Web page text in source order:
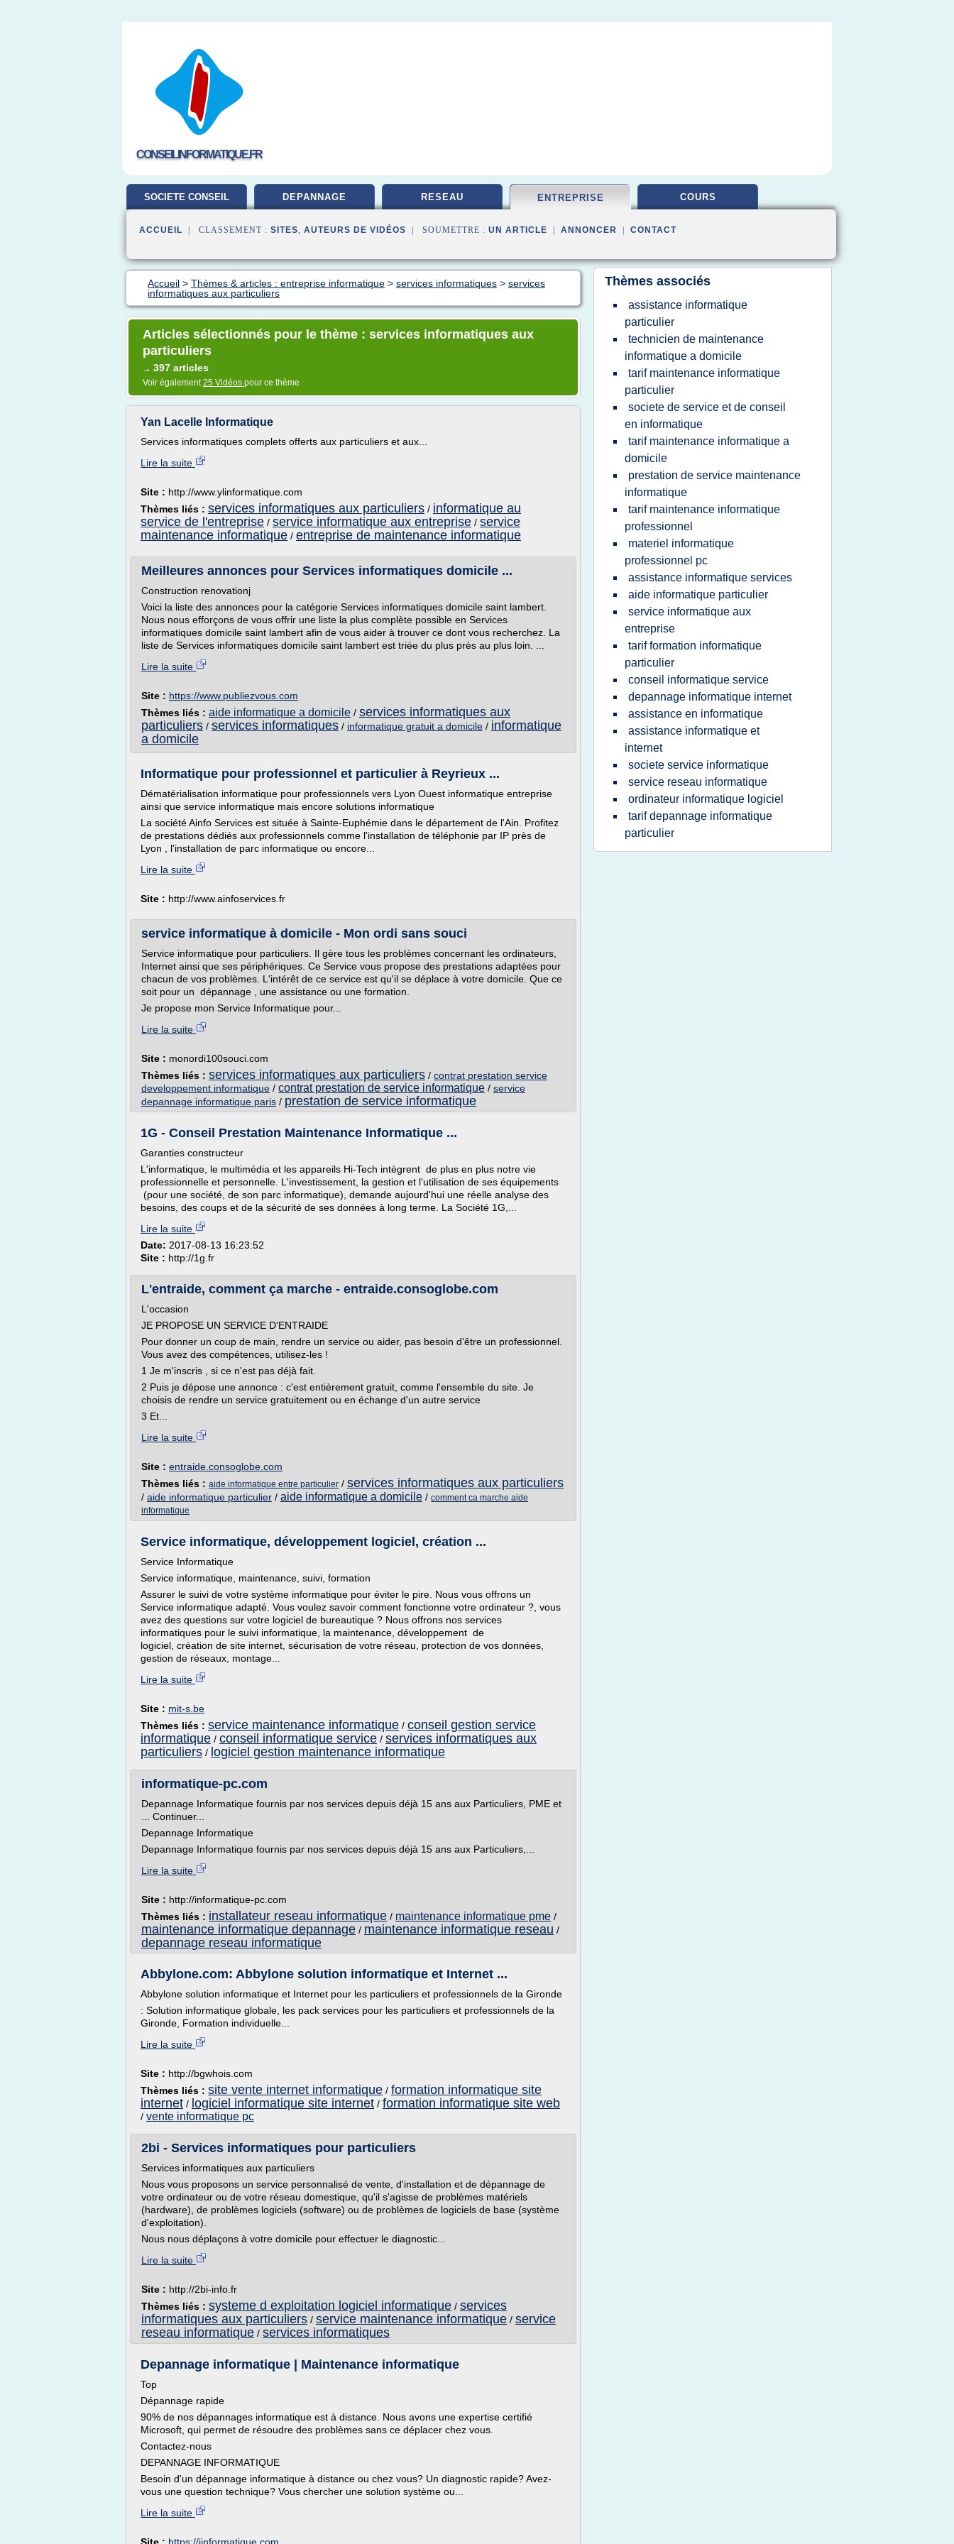
CONSEILINFORMATIQUE.FR
SOCIETE CONSEIL DEPANNAGE RESEAU ENTREPRISE COURS
ACCUEIL | CLASSEMENT : SITES, AUTEURS DE VIDÉOS | SOUMETTRE : UN ARTICLE ANNONCER CONTACT
Accueil > Thèmes & articles : entreprise informatique > services informatiques > services
informatiques aux particuliers
Articles sélectionnés pour le thème : services informatiques aux
particuliers
→ 397 articles
Voir également25 Vidéos pour ce thème
Yan Lacelle Informatique
Services informatiques complets offerts aux particuliers et aux...
Lire la suite
Site : http://www.ylinformatique.com
Thèmes liés : services informatiques aux particuliers / informatique au
service de l'entreprise / service informatique aux entreprise / service
maintenance informatique / entreprise de maintenance informatique
Meilleures annonces pour Services informatiques domicile ...
Construction renovationj
Voici la liste des annonces pour la catégorie Services informatiques domicile saint lambert.
Nous nous efforçons de vous offrir une liste la plus complète possible en Services
informatiques domicile saint lambert afin de vous aider à trouver ce dont vous recherchez. La
liste de Services informatiques domicile saint lambert est triée du plus près au plus loin. ...
Lire la suite
Site : https://www.publiezvous.com
Thèmes liés : aide informatique a domicile / services informatiques aux
particuliers / services informatiques / informatique gratuit a domicile / informatique
a domicile
Informatique pour professionnel et particulier à Reyrieux ...
Dématérialisation informatique pour professionnels vers Lyon Ouest informatique entreprise
ainsi que service informatique mais encore solutions informatique
La société Ainfo Services est située à Sainte-Euphémie dans le département de l'Ain. Profitez
de prestations dédiés aux professionnels comme l'installation de téléphonie par IP près de
Lyon , l'installation de parc informatique ou encore...
Lire la suite
Site : http://www.ainfoservices.fr
service informatique à domicile - Mon ordi sans souci
Service informatique pour particuliers. Il gère tous les problèmes concernant les ordinateurs,
Internet ainsi que ses périphériques. Ce Service vous propose des prestations adaptées pour
chacun de vos problèmes. L'intérêt de ce service est qu'il se déplace à votre domicile. Que ce
soit pour un dépannage , une assistance ou une formation.
Je propose mon Service Informatique pour...
Lire la suite
Site : monordi100souci.com
Thèmes liés : services informatiques aux particuliers / contrat prestation service
developpement informatique / contrat prestation de service informatique / service
depannage informatique paris / prestation de service informatique
1G - Conseil Prestation Maintenance Informatique ...
Garanties constructeur
L'informatique, le multimédia et les appareils Hi-Tech intègrent de plus en plus notre vie
professionnelle et personnelle. L'investissement, la gestion et l'utilisation de ses équipements
(pour une société, de son parc informatique), demande aujourd'hui une réelle analyse des
besoins, des coups et de la sécurité de ses données à long terme. La Société 1G,...
Lire la suite
Date: 2017-08-13 16:23:52
Site : http://1g.fr
L'entraide, comment ça marche - entraide.consoglobe.com
L'occasion
JE PROPOSE UN SERVICE D'ENTRAIDE
Pour donner un coup de main, rendre un service ou aider, pas besoin d'être un professionnel.
Vous avez des compétences, utilisez-les !
1 Je m'inscris , si ce n'est pas déjà fait.
2 Puis je dépose une annonce : c'est entièrement gratuit, comme l'ensemble du site. Je
choisis de rendre un service gratuitement ou en échange d'un autre service
3 Et...
Lire la suite
Site : entraide.consoglobe.com
Thèmes liés : aide informatique entre particulier / services informatiques aux particuliers
/ aide informatique particulier / aide informatique a domicile / comment ca marche aide
informatique
Service informatique, développement logiciel, création ...
Service Informatique
Service informatique, maintenance, suivi, formation
Assurer le suivi de votre système informatique pour éviter le pire. Nous vous offrons un
Service informatique adapté. Vous voulez savoir comment fonctionne votre ordinateur ?, vous
avez des questions sur votre logiciel de bureautique ? Nous offrons nos services
informatiques pour le suivi informatique, la maintenance, développement de
logiciel, création de site internet, sécurisation de votre réseau, protection de vos données,
gestion de réseaux, montage...
Lire la suite
Site : mit-s.be
Thèmes liés : service maintenance informatique / conseil gestion service
informatique / conseil informatique service / services informatiques aux
particuliers / logiciel gestion maintenance informatique
informatique-pc.com
Depannage Informatique fournis par nos services depuis déjà 15 ans aux Particuliers, PME et
... Continuer...
Depannage Informatique
Depannage Informatique fournis par nos services depuis déjà 15 ans aux Particuliers,...
Lire la suite
Site : http://informatique-pc.com
Thèmes liés : installateur reseau informatique / maintenance informatique pme /
maintenance informatique depannage / maintenance informatique reseau /
depannage reseau informatique
Abbylone.com: Abbylone solution informatique et Internet ...
Abbylone solution informatique et Internet pour les particuliers et professionnels de la Gironde
: Solution informatique globale, les pack services pour les particuliers et professionnels de la
Gironde, Formation individuelle...
Lire la suite
Site : http://bgwhois.com
Thèmes liés : site vente internet informatique / formation informatique site
internet / logiciel informatique site internet / formation informatique site web
/ vente informatique pc
2bi - Services informatiques pour particuliers
Services informatiques aux particuliers
Nous vous proposons un service personnalisé de vente, d'installation et de dépannage de
votre ordinateur ou de votre réseau domestique, qu'il s'agisse de problèmes matériels
(hardware), de problèmes logiciels (software) ou de problèmes de logiciels de base (système
d'exploitation).
Nous nous déplaçons à votre domicile pour effectuer le diagnostic...
Lire la suite
Site : http://2bi-info.fr
Thèmes liés : systeme d exploitation logiciel informatique / services
informatiques aux particuliers / service maintenance informatique / service
reseau informatique / services informatiques
Depannage informatique | Maintenance informatique
Top
Dépannage rapide
90% de nos dépannages informatique est à distance. Nous avons une expertise certifié
Microsoft, qui permet de résoudre des problèmes sans ce déplacer chez vous.
Contactez-nous
DEPANNAGE INFORMATIQUE
Besoin d'un dépannage informatique à distance ou chez vous? Un diagnostic rapide? Avez-
vous une question technique? Vous chercher une solution système ou...
Lire la suite
Thèmes associés
assistance informatique
particulier
technicien de maintenance
informatique a domicile
tarif maintenance informatique
particulier
societe de service et de conseil
en informatique
tarif maintenance informatique a
domicile
prestation de service maintenance
informatique
tarif maintenance informatique
professionnel
materiel informatique
professionnel pc
assistance informatique services
aide informatique particulier
service informatique aux
entreprise
tarif formation informatique
particulier
conseil informatique service
depannage informatique internet
assistance en informatique
assistance informatique et
internet
societe service informatique
service reseau informatique
ordinateur informatique logiciel
tarif depannage informatique
particulier